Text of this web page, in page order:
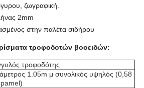
ζωγραφική.
2mm
στην παλέτα σιδήρου
τροφοδοτών βοοειδών:
τροφοδότης
1.05m μ συνολικός υψηλός (0,58